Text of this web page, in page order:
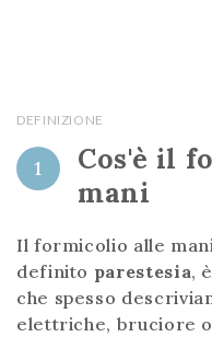
DEFINIZIONE
1
Cos'è il
mani
Il formicolio alle
definito parestesia,
che spesso
elettriche, bruciore